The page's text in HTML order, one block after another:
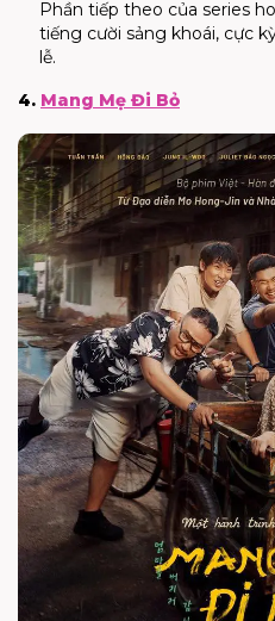
Phần tiếp theo của series
tiếng cười sảng khoái, cực
lễ.
4. Mang Mẹ Đi Bỏ